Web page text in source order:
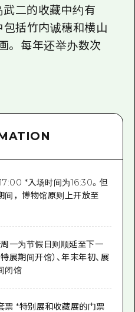
武二的收藏中约有
括竹内诚穗和横山
。 每年还举办数次
*入场时间为16:30。但
间，博物馆原则上开放至
周一为节假日则顺延至下一
展期间开馆）、年末年初、展
闭馆
票 *特别展和收藏展的门票